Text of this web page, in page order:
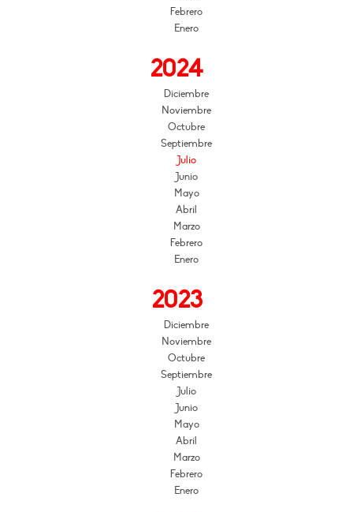
Febrero
Enero
2024
Diciembre
Noviembre
Octubre
Septiembre
Julio
Junio
Mayo
Abril
Marzo
Febrero
Enero
2023
Diciembre
Noviembre
Octubre
Septiembre
Julio
Junio
Mayo
Abril
Marzo
Febrero
Enero